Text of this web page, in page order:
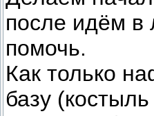
после идём
помочь.
Как только
базу